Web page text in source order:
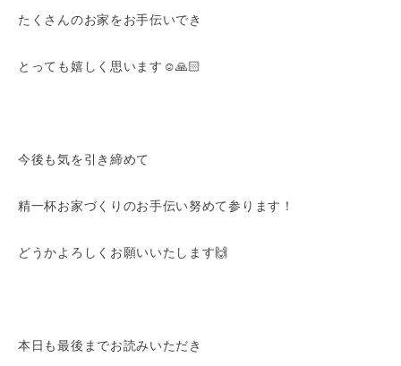
たくさんのお家をお手伝いでき
とっても嬉しく思います☺️🙏🏻
今後も気を引き締めて
精一杯お家づくりのお手伝い努めて参ります！
どうかよろしくお願いいたします🙌
本日も最後までお読みいただき